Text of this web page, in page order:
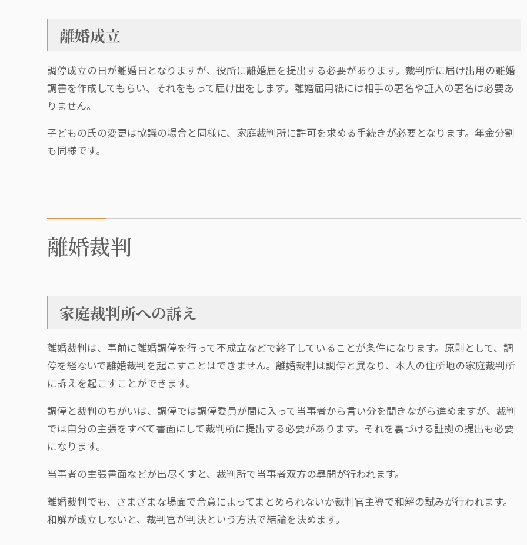
離婚成立
調停成立の日が離婚日となりますが、役所に離婚届を提出する必要があります。裁判所に届け出用の離婚
調書を作成してもらい、それをもって届け出をします。離婚届用紙には相手の署名や証人の署名は必要あ
りません。
子どもの氏の変更は協議の場合と同様に、家庭裁判所に許可を求める手続きが必要となります。年金分割
も同様です。
離婚裁判
家庭裁判所への訴え
離婚裁判は、事前に離婚調停を行って不成立などで終了していることが条件になります。原則として、調
停を経ないで離婚裁判を起こすことはできません。離婚裁判は調停と異なり、本人の住所地の家庭裁判所
に訴えを起こすことができます。
調停と裁判のちがいは、調停では調停委員が間に入って当事者から言い分を聞きながら進めますが、裁判
では自分の主張をすべて書面にして裁判所に提出する必要があります。それを裏づける証拠の提出も必要
になります。
当事者の主張書面などが出尽くすと、裁判所で当事者双方の尋問が行われます。
離婚裁判でも、さまざまな場面で合意によってまとめられないか裁判官主導で和解の試みが行われます。
和解が成立しないと、裁判官が判決という方法で結論を決めます。